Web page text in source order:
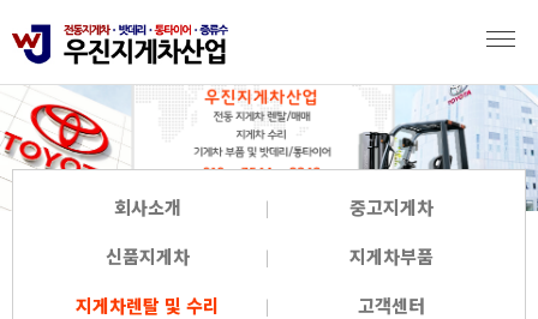
회사소개
중고지게차
신품지게차
지게차부품
지게차렌탈 및 수리
고객센터